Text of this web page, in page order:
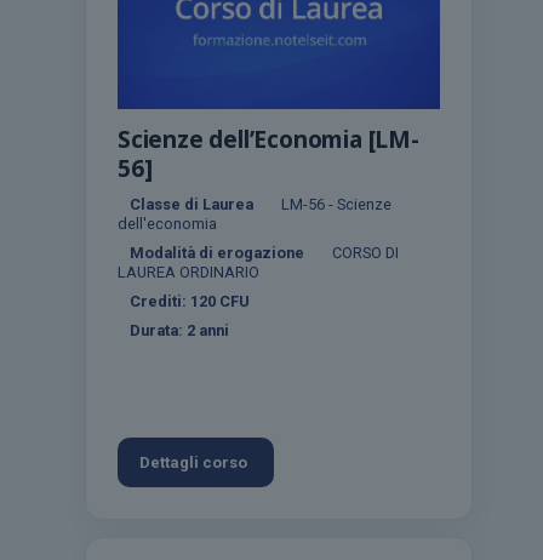
Scienze dell’Economia [LM-
56]
Classe di Laurea
LM-56 - Scienze
dell'economia
Modalità di erogazione
CORSO DI
LAUREA ORDINARIO
Crediti: 120 CFU
Durata: 2 anni
Dettagli corso